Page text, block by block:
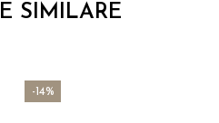
SIMILARE
-14%